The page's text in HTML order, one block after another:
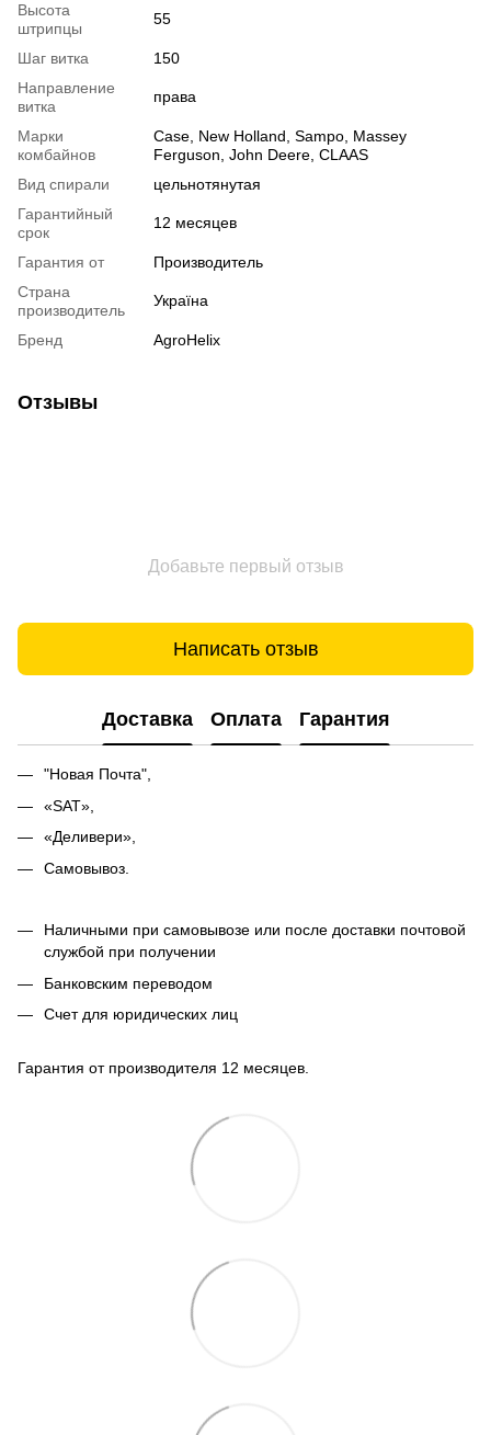
Высота
штрипцы
55
Шаг витка
150
Направление
витка
права
Марки
комбайнов
Case, New Holland, Sampo, Massey
Ferguson, John Deere, CLAAS
Вид спирали
цельнотянутая
Гарантийный
срок
12 месяцев
Гарантия от
Производитель
Страна
производитель
Україна
Бренд AgroHelix
Отзывы
Добавьте первый отзыв
Написать отзыв
Доставка Оплата Гарантия
"Новая Почта",
«SAT»,
«Деливери»,
Самовывоз.
Наличными при самовывозе или после доставки почтовой
службой при получении
Банковским переводом
Счет для юридических лиц
Гарантия от производителя 12 месяцев.